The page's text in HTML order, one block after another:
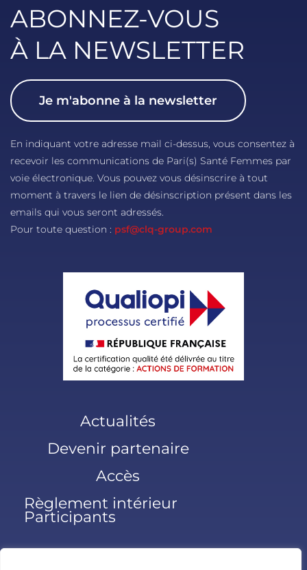
ABONNEZ-VOUS
À LA NEWSLETTER
Je m'abonne à la newsletter
En indiquant votre adresse mail ci-dessus, vous consentez à
recevoir les communications de Pari(s) Santé Femmes par
voie électronique. Vous pouvez vous désinscrire à tout
moment à travers le lien de désinscription présent dans les
emails qui vous seront adressés.
Pour toute question : psf@clq-group.com
Actualités
Devenir partenaire
Accès
Règlement intérieur
Participants